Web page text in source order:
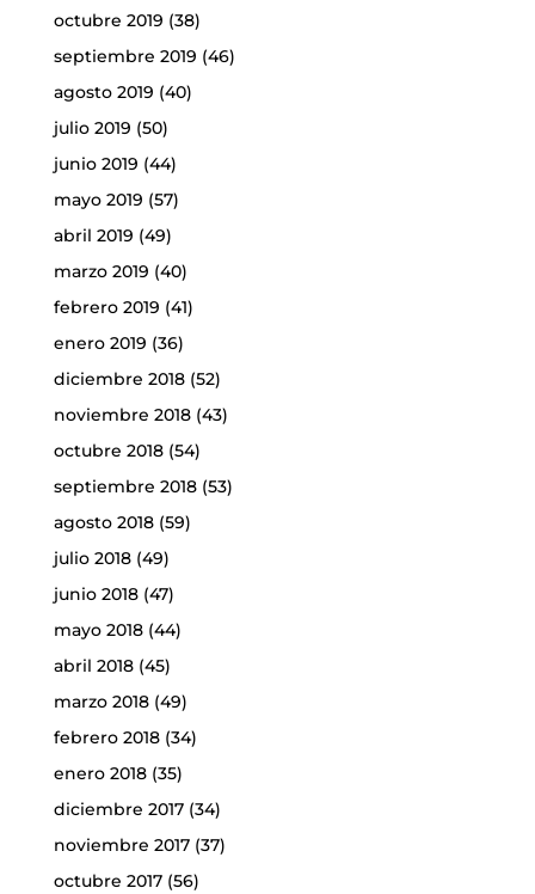
octubre 2019 (38)
septiembre 2019 (46)
agosto 2019 (40)
julio 2019 (50)
junio 2019 (44)
mayo 2019 (57)
abril 2019 (49)
marzo 2019 (40)
febrero 2019 (41)
enero 2019 (36)
diciembre 2018(52)
noviembre 2018(43)
octubre 2018(54)
septiembre 2018(53)
agosto 2018(59)
julio 2018(49)
junio 2018(47)
mayo 2018(44)
abril 2018(45)
marzo 2018(49)
febrero 2018(34)
enero 2018(35)
diciembre 2017(34)
noviembre 2017(37)
octubre 2017(56)